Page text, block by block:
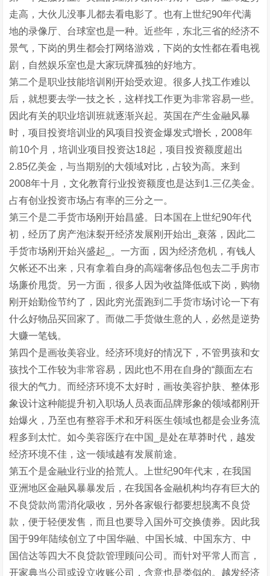
走高，大伙儿没事儿都去看电影了。也有上世纪90年代满
地的录像厅、台球室也是一种。近些年，东北三省的经济不
景气，下岗的男生都会打网络游戏，下岗的女性都在看电视
剧，自然娱乐室也是大家玩牌孤独的好地方。
第二个是职业技能培训刚开始受欢迎。很多人找工作难以
后，就想要去学一技之长，这样找工作更为非常容易一些。
因此有关的职业培训班就逐渐兴起。英国在产生金融风暴
时，项目投资培训业的风项目投资金爆发式增长，2008年
前10个月，培训业项目投资达18起，项目投资额度超出
2.85亿美金，与当期别的大领域对比，占较为高。来到
2008年十月，文化教育行业投资额度也是达到1.三亿美金。
占有创业投资市场占有率的三分之一。
第三个是二手货市场刚开始昌盛。日本国在上世纪90年代
初，经历了房产泡沫裂开经济发展刚开始出_衰落，因此二
手货市场刚开始兴盛起_。一方面，因为经济危机，有钱人
欠帐还不出来，只有拿着自身的高端奢侈品包包去二手房市
场廉价甩货。另一方面，很多人因为收益降低或下岗，购物
刚开始勤俭节约了，因此穷光蛋跑到二手货市场讨论一下有
什么好物品买回家了。而做二手货做生意的人，必然是逆势
大赚一笔钱。
第四个是画妆美容业。经济环境好的情况下，不管男孩和女
孩找个工作较为非常容易，因此也不用在自身的“颜面左右
很大的气力。而经济环境不太好时，画妆美容护肤、整体形
象设计这种能提升初入职场人员表面品牌形象的领域都刚开
始爆火，乃至也有整容手术和牙科医生领域也都是会业务流
程多到太忙。如今美容医疗在中国_是处在草莽时代，越发
经济环境不佳，这一领域越有发展前途。
第五个是金融业行业的拾荒人。上世纪90年代末，在我国
亚洲地区金融风暴暴发后，在我国各金融机构均存有巨大的
不良贷款尚需消化吸收，另外各家银行都要想脱离不良贷
款，便于轻便发售，而且也要导入国外可交换债券。因此我
国于99年陆续创立了中国华融、中国长城、中国东方、中
国信达等四大不良贷款管理顾问公司。而针对平常人而言，
开家典当公司或设立收账公司，含意也是类似的。越发经济